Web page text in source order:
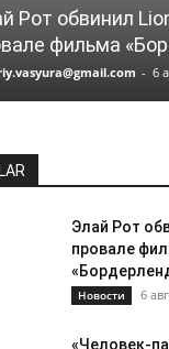
Рот обвинил
фильма
- 6
Элай Рот
провале
Новости 6
«Человек-